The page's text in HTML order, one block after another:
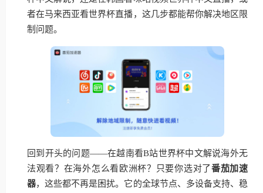
者在马来西亚看世界杯直播，这几步都能帮你解决地区限
制问题。
回到开头的问题——在越南看B站世界杯中文解说海外无
法观看？在海外怎么看欧洲杯？只要你选对了番茄加速
器，这些都不再是困扰。它的全球节点、多设备支持、稳